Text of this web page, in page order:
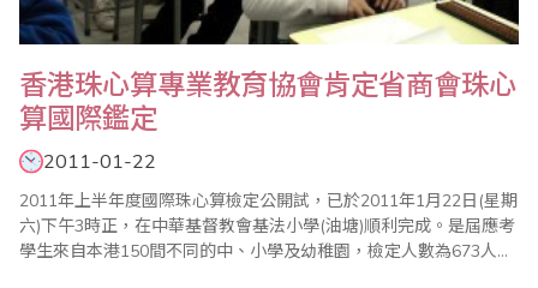
香港珠心算專業教育協會肯定省商會珠心
算國際鑑定
2011-01-22
2011年上半年度國際珠心算檢定公開試，已於2011年1月22日(星期
六)下午3時正，在中華基督教會基法小學(油塘)順利完成。是屆應考
學生來自本港150間不同的中、小學及幼稚園，檢定人數為673人。